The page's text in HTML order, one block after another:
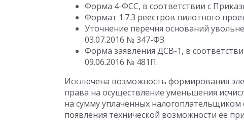
Форма 4-ФСС, в соответствии с
Формат 1.7.3 реестров пилотного
Уточнение перечня оснований
03.07.2016 № 347-ФЗ.
Форма заявления ДСВ-1, в
09.06.2016 № 481П.
Исключена возможность формирования
права на осуществление уменьшения
на сумму уплаченных
появления технической возможности ее